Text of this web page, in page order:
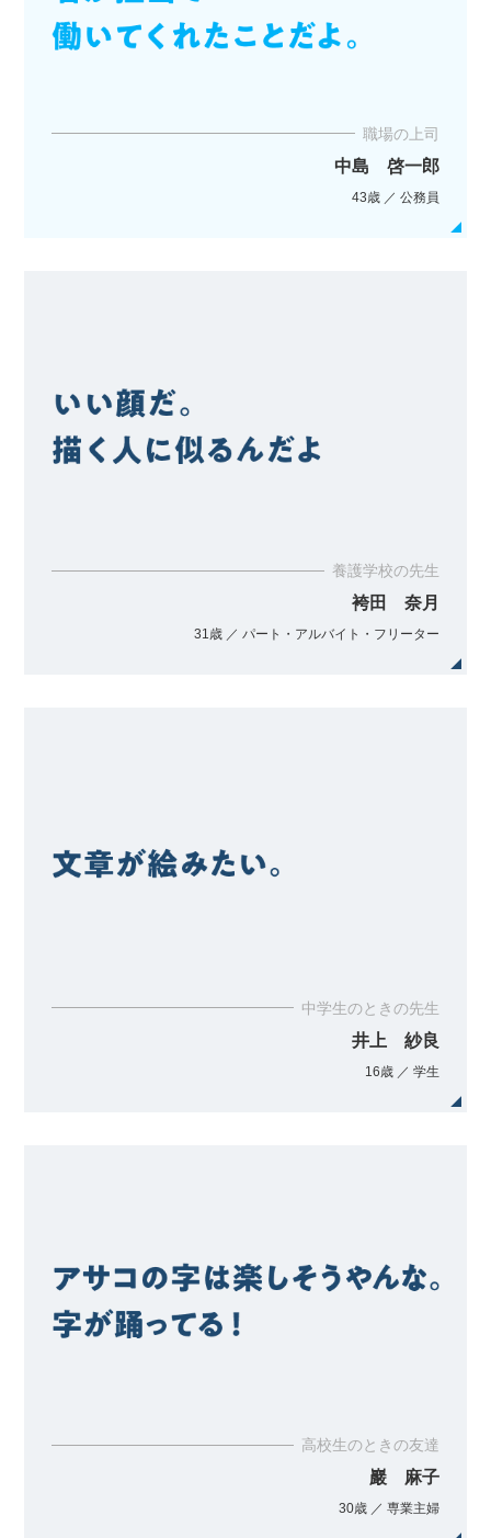
職場の上司
中島 啓一郎
43歳 ／ 公務員
養護学校の先生
袴田 奈月
31歳 ／ パート・アルバイト・フリーター
中学生のときの先生
井上 紗良
16歳 ／ 学生
高校生のときの友達
巖 麻子
30歳 ／ 専業主婦